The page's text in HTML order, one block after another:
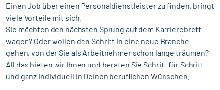
Einen Job über einen Personaldienstleister zu finden, bringt
viele Vorteile mit sich.
Sie möchten den nächsten Sprung auf dem Karrierebrett
wagen? Oder wollen den Schritt in eine neue Branche
gehen, von der Sie als Arbeitnehmer schon lange träumen?
All das bieten wir Ihnen und beraten Sie Schritt für Schritt
und ganz individuell in Deinen beruflichen Wünschen.